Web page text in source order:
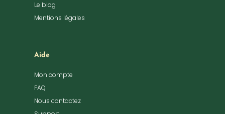
Le blog
Mentions légales
Aide
Mon compte
FAQ
Nous contactez